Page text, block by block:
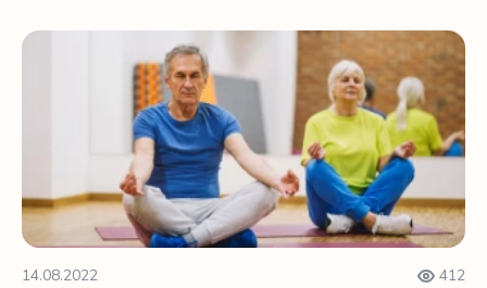
Мягкая йога при проблемах с засыпанием после 60
14.08.2022 412